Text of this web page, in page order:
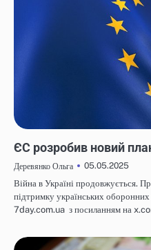
ЄС розробив новий
Деревянко Ольга
05.05.2025
Війна в Україні продовжується.
підтримку українських
7day.com.ua з посиланням на